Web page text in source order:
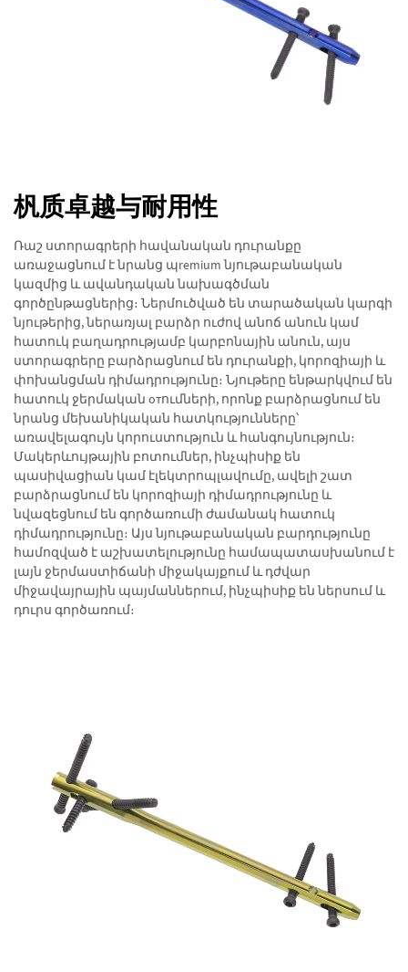
杋质卓越与耐用性
Ռաշ ստորագրերի հավանական դուրանքը
առաջացնում է նրանց պremium նյութաբանական
կազմից և ավանդական նախագծման
գործընթացներից։ Ներմուծված են տարածական կարգի
նյութերից, ներառյալ բարձր ուժով անոճ անուն կամ
հատուկ բաղադրությամբ կարբոնային անուն, այս
ստորագրերը բարձրացնում են դուրանքի, կորոզիայի և
փոխանցման դիմադրությունը։ Նյութերը ենթարկվում են
հատուկ ջերմական отումների, որոնք բարձրացնում են
նրանց մեխանիկական հատկությունները՝
առավելագույն կորուստություն և հանգույնություն։
Մակերևույթային բոտումներ, ինչպիսիք են
պասիվացիան կամ էլեկտրոպլավումը, ավելի շատ
բարձրացնում են կորոզիայի դիմադրությունը և
նվազեցնում են գործառումի ժամանակ հատուկ
դիմադրությունը։ Այս նյութաբանական բարդությունը
համոզված է աշխատելությունը համապատասխանում է
լայն ջերմաստիճանի միջակայքում և դժվար
միջավայրային պայմաններում, ինչպիսիք են ներսում և
դուրս գործառում։